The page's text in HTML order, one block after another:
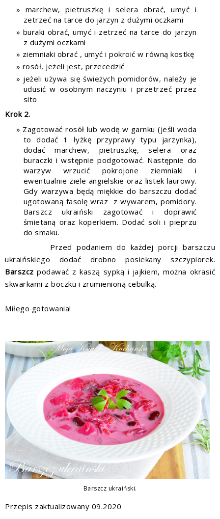
marchew, pietruszkę i selera obrać, umyć i
zetrzeć na tarce do jarzyn z dużymi oczkami
buraki obrać, umyć i zetrzeć na tarce do jarzyn
z dużymi oczkami
ziemniaki obrać , umyć i pokroić w równą kostkę
rosół, jeżeli jest, przecedzić
jeżeli używa się świeżych pomidorów, należy je
udusić w osobnym naczyniu i przetrzeć przez
sito
Krok 2.
Zagotować rosół lub wodę w garnku (jeśli woda
to dodać 1 łyżkę przyprawy typu jarzynka),
dodać marchew, pietruszkę, selera oraz
buraczki i wstępnie podgotować. Następnie do
warzyw wrzucić pokrojone ziemniaki i
ewentualnie ziele angielskie oraz listek laurowy.
Gdy warzywa będą miękkie do barszczu dodać
ugotowaną fasolę wraz z wywarem, pomidory.
Barszcz ukraiński zagotować i doprawić
śmietaną oraz koperkiem. Dodać soli i pieprzu
do smaku.
Przed podaniem do każdej porcji barszczu
ukraińskiego dodać drobno posiekany szczypiorek.
Barszcz podawać z kaszą sypką i jajkiem, można okrasić
skwarkami z boczku i zrumienioną cebulką.
Miłego gotowania!
Barszcz ukraiński.
Przepis zaktualizowany 09.2020